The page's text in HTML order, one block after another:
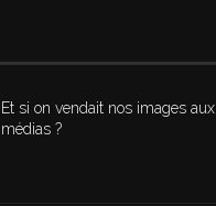
Et si on vendait nos images aux
médias ?